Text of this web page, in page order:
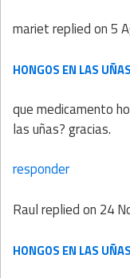
marietreplied on5
HONGOS EN LAS
que medicamento
las uñas? gracias.
responder
Raulreplied on 24
HONGOS EN LAS